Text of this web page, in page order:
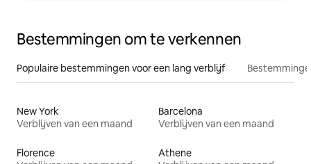
Bestemmingen om te verkennen
Populaire bestemmingen voor een lang verblijf
New York
Verblijven van een maand
Barcelona
Verblijven van een maand
Florence
Athene